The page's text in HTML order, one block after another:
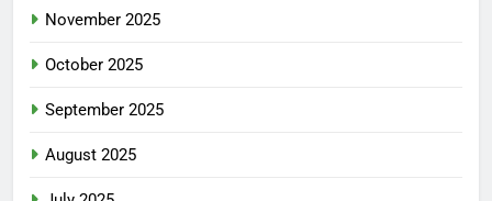
November 2025
October 2025
September 2025
August 2025